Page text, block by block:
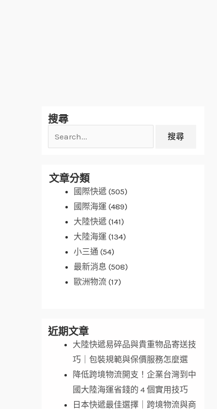
搜尋
搜
尋
字:
文章分類
國際快遞 (505)
國際海運 (489)
大陸快遞 (141)
大陸海運 (134)
小三通 (54)
最新消息 (508)
歐洲物流 (17)
近期文章
大陸快遞易碎品與貴重物品寄送技
巧｜包裝規範與保價服務怎麼選
降低跨境物流開支！企業台灣到中
國大陸海運省錢的 4 個實用技巧
日本快遞最佳選擇｜跨境物流與商